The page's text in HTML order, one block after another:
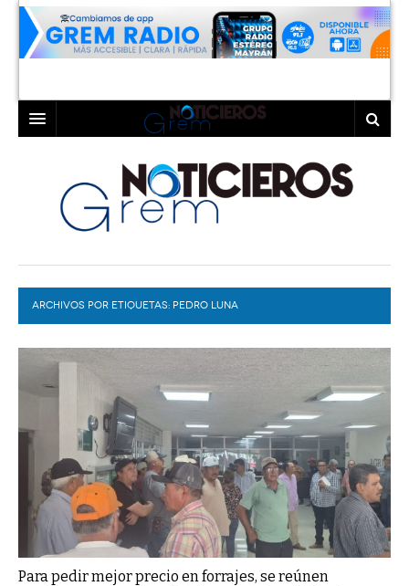
LAGUNA
TORREÓN
GÓMEZ PALACIO
LERDO
COAHUILA
DURANGO
DEPORTES
EL EXACTO
EXA INFORMA
GLOBO
CONTEXTOS
TRAYECTO LAGUNA
A MEDIA MAÑANA
A TODA LEY
DIÁLOGOS CON LA HISTORIA
TWEETS AND BEATS
LA MEJOR 97.1 ESTÉREO GALLITO
ACTUALIDADES GREM
PC29
ACTUALIDADES GREM
ARCHIVOS POR ETIQUETAS: PEDRO LUNA
Para pedir mejor precio en forrajes, se reúnen